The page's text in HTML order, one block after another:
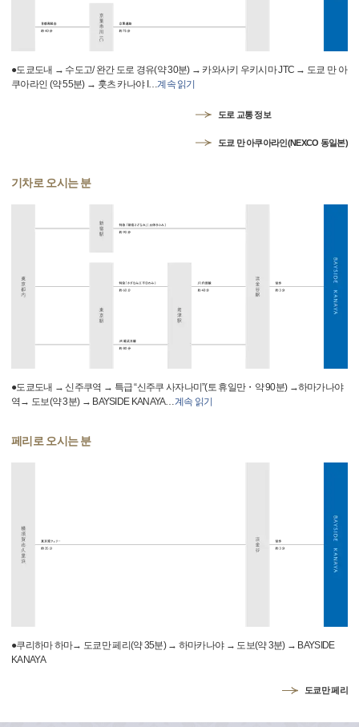
●도쿄도내 → 수도고/ 완간 도로 경유(약 30분) → 카와사키 우키시마 JTC → 도쿄 만 아
쿠아라인 (약 55분) → 훗츠 카나야 I… 계속 읽기
도로 교통 정보
도쿄 만 아쿠아라인(NEXCO 동일본)
기차로 오시는 분
●도쿄도내 → 신주쿠역 → 특급 “신주쿠 사자나미”(토 휴일만・약 90분) →하마가나야
역→ 도보(약 3분) → BAYSIDE KANAYA… 계속 읽기
페리로 오시는 분
●쿠리하마 하마→ 도쿄만 페리(약 35분) → 하마카나야 → 도보(약 3분) → BAYSIDE
KANAYA
도쿄만 페리